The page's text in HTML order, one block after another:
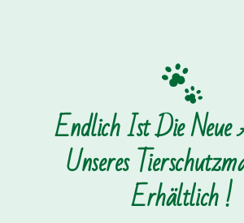
Endlich Ist Die Neue
Unseres
Erhältlich !